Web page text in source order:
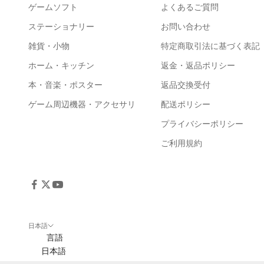
ゲームソフト
ステーショナリー
雑貨・小物
ホーム・キッチン
本・音楽・ポスター
ゲーム周辺機器・アクセサリ
よくあるご質問
お問い合わせ
特定商取引法に基づく表記
返金・返品ポリシー
返品交換受付
配送ポリシー
プライバシーポリシー
ご利用規約
日本語
言語
日本語